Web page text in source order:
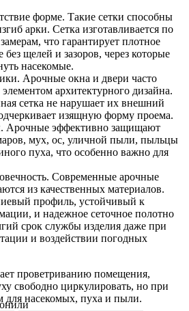
форме. Такие сетки способны
арки. Сетка изготавливается по
что гарантирует плотное
без щелей и зазоров, через которые
насекомые.
Арочные окна и двери часто
архитектурного дизайна.
сетка не нарушает их внешний
изящную форму проема.
Арочные эффективно защищают
мух, ос, уличной пыли, пыльцы
пуха, что особенно важно для
Современные арочные
из качественных материалов.
профиль, устойчивый к
и надежное сеточное полотно
срок службы изделия даже при
и воздействии погодных
проветриванию помещения,
свободно циркулировать, но при
для насекомых, пуха и пыли.